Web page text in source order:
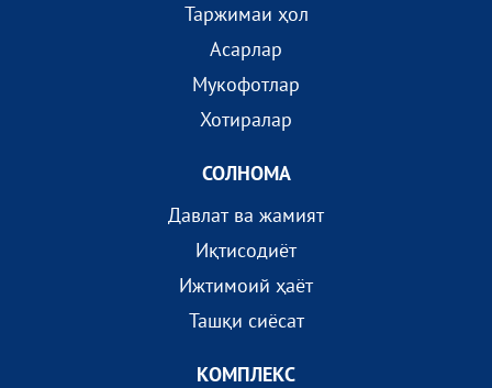
Таржимаи ҳол
Асарлар
Мукофотлар
Хотиралар
СОЛНОМА
Давлат ва жамият
Иқтисодиёт
Ижтимоий ҳаёт
Ташқи сиёсат
КОМПЛEКС